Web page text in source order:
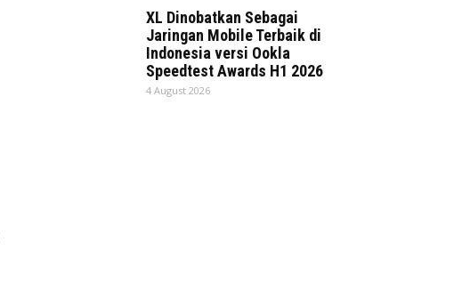
XL Dinobatkan Sebagai
Jaringan Mobile Terbaik di
Indonesia versi Ookla
Speedtest Awards H1 2026
4 August 2026